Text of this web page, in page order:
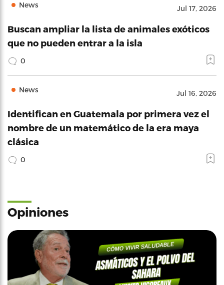
News Jul 17, 2026
Buscan ampliar la lista de animales exóticos
que no pueden entrar a la isla
0
News Jul 16, 2026
Identifican en Guatemala por primera vez el
nombre de un matemático de la era maya
clásica
0
Opiniones